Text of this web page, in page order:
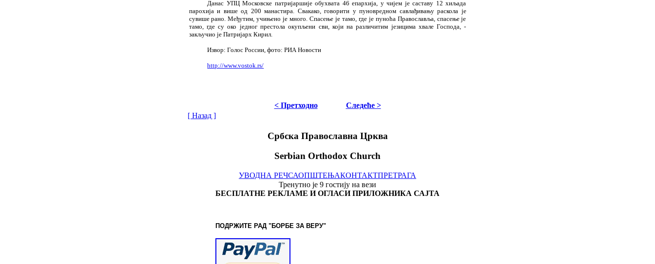
Данас УПЦ Московске патријаршије обухвата 46 епархија, у чијем је саставу 12 хиљада
парохија и више од 200 манастира. Свакако, говорити у пуновредном савлађивању раскола је
сувише рано. Међутим, учињено је много. Спасење је тамо, где је пуноћа Православља, спасење је
тамо, где су око једног престола окупљени сви, који на различитим језицима хвале Господа, -
закључио је Патријарх Кирил.
Извор: Голос России, фото: РИА Новости
http://www.vostok.rs/
< Претходно
Следеће >
[ Назад ]
Србска Православна Црква
Serbian Orthodox Church
УВОДНА РЕЧСАОПШТЕЊАКОНТАКТПРЕТРАГА
Тренутно је 9 гостију на вези
БЕСПЛАТНЕ РЕКЛАМЕ И ОГЛАСИ ПРИЛОЖНИКА САЈТА
ПОДРЖИТЕ РАД "БОРБЕ ЗА ВЕРУ"